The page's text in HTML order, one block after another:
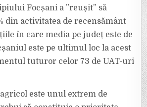
DOAR
20%,
TIMP
MEDIA
JUDEȚ
ESTE
Focșani a ”reușit” să
din activitatea de recensământ
în care media pe județ este de
este pe ultimul loc la acest
tuturor celor 73 de UAT-uri
este unul extrem de